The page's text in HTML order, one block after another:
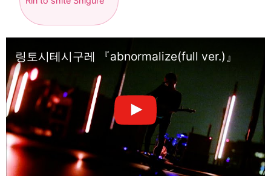
링토시테시구레 『abnormalize(full ver.)』